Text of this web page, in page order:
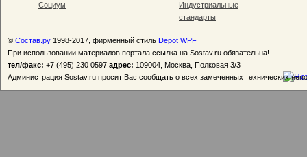
Социум
Индустриальные
стандарты
© Состав.ру 1998-2017, фирменный стиль Depot WPF
При использовании материалов портала ссылка на Sostav.ru обязательна!
тел/факс: +7 (495) 230 0597 адрес: 109004, Москва, Полковая 3/3
Администрация Sostav.ru просит Вас сообщать о всех замеченных технических